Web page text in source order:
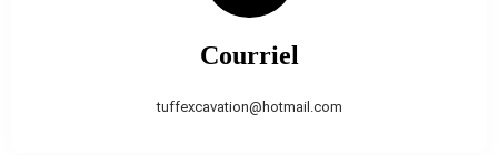
Courriel
tuffexcavation@hotmail.com